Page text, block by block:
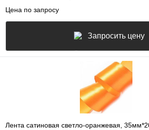
Цена по запросу
Запросить цену
Лента сатиновая светло-оранжевая,